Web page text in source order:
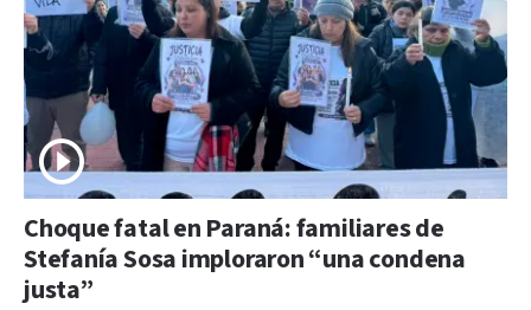
Choque fatal en Paraná: familiares de
Stefanía Sosa imploraron “una condena
justa”